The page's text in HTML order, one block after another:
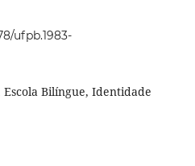
ufpb.1983-
Bilíngue, Identidade